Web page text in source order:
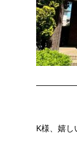
K様、嬉し